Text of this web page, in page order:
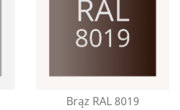
Brąz RAL 8019